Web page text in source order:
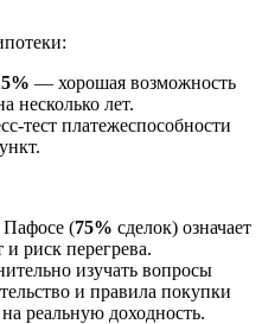
— хорошая возможность
несколько лет.
тест платежеспособности
Пафосе (75% сделок) означает
риск перегрева.
изучать вопросы
и правила покупки
реальную доходность.